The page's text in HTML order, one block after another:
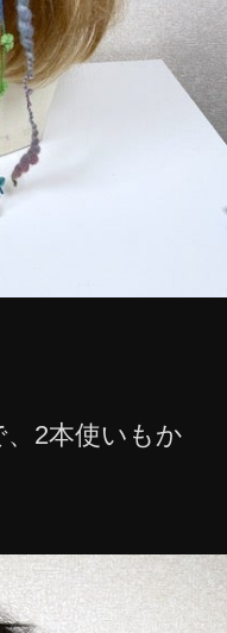
、2本使いもか